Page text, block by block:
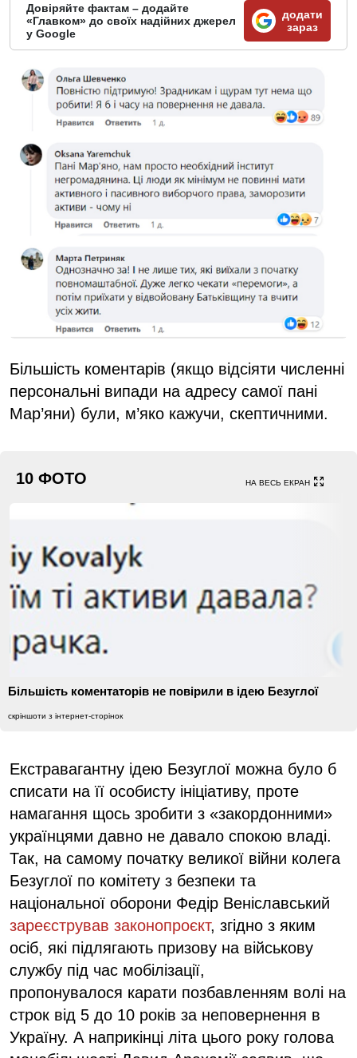
Довіряйте фактам – додайте
«Главком» до своїх надійних джерел
у Google
додати
зараз
Більшість коментарів (якщо відсіяти численні
персональні випади на адресу самої пані
Мар’яни) були, м’яко кажучи, скептичними.
10 ФОТО НА ВЕСЬ ЕКРАН
Більшість коментаторів не повірили в ідею Безуглої
скріншоти з інтернет-сторінок
Екстравагантну ідею Безуглої можна було б
списати на її особисту ініціативу, проте
намагання щось зробити з «закордонними»
українцями давно не давало спокою владі.
Так, на самому початку великої війни колега
Безуглої по комітету з безпеки та
національної оборони Федір Веніславський
зареєстрував законопроєкт, згідно з яким
осіб, які підлягають призову на військову
службу під час мобілізації,
пропонувалося карати позбавленням волі на
строк від 5 до 10 років за неповернення в
Україну. А наприкінці літа цього року голова